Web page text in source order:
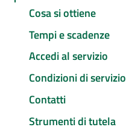
Cosa si ottiene
Tempi e scadenze
Accedi al servizio
Condizioni di servizio
Contatti
Strumenti di tutela